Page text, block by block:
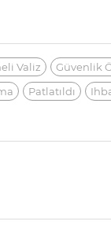
Valiz Güvenlik
Patlatıldı